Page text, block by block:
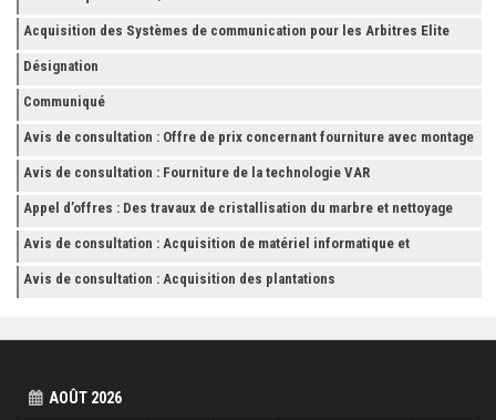
Acquisition des Systèmes de communication pour les Arbitres Elite
Désignation
Communiqué
Avis de consultation : Offre de prix concernant fourniture avec montage
et finition de RAYONNAGES pour la Fédération Tunisienne de Football
Avis de consultation : Fourniture de la technologie VAR
Appel d’offres : Des travaux de cristallisation du marbre et nettoyage
des grès
Avis de consultation : Acquisition de matériel informatique et
Accessoires
Avis de consultation : Acquisition des plantations
AOÛT 2026